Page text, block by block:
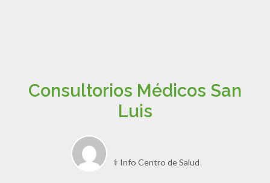
Consultorios Médicos San
Luis
⚕️ Info Centro de Salud